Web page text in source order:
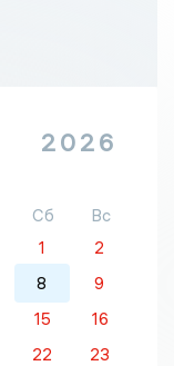
2026
Сб
Вс
1
2
8
9
15
16
22
23